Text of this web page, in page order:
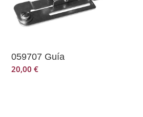
059707 Guía
20,00€